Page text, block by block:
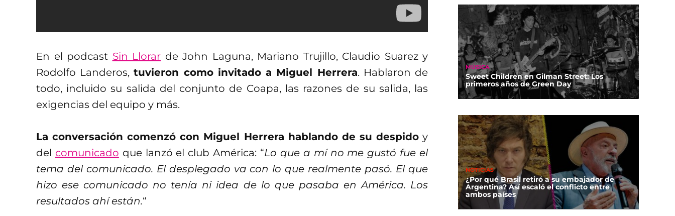
En el podcast Sin Llorar de John Laguna, Mariano Trujillo, Claudio Suarez y
Rodolfo Landeros,tuvieron como invitado a Miguel Herrera. Hablaron de
todo, incluido su salida del conjunto de Coapa, las razones de su salida, las
exigencias del equipo y más.
La conversación comenzó con Miguel Herrera hablando de su despidoy
del comunicado que lanzó el club América: “Lo que a mí no me gustó fue el
tema del comunicado. El desplegado va con lo que realmente pasó. El que
hizo ese comunicado no tenía ni idea de lo que pasaba en América. Los
resultados ahí están.“
MÚSICA
Sweet Children en Gilman Street: Los
primeros años de Green Day
NOTICIAS
¿Por qué Brasil retiró a su embajador de
Argentina? Así escaló el conflicto entre
ambos países